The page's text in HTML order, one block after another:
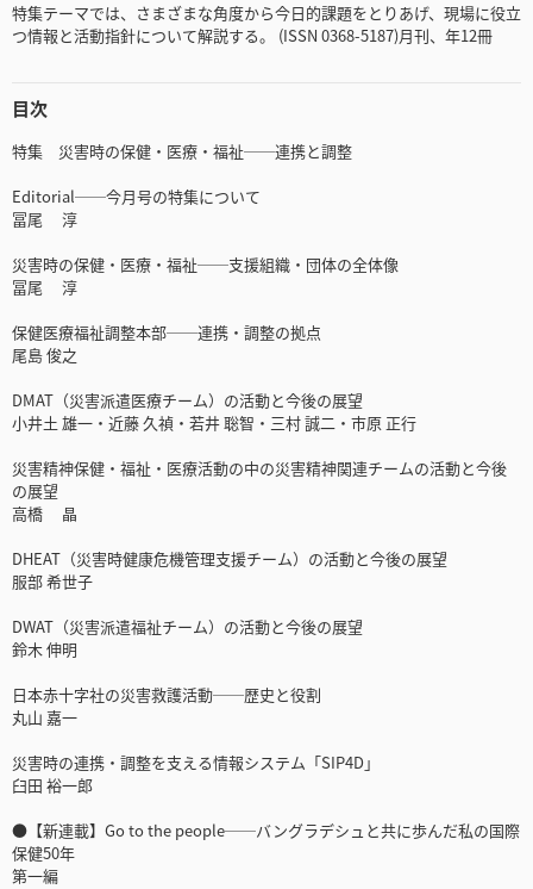
特集テーマでは、さまざまな角度から今日的課題をとりあげ、現場に役立
つ情報と活動指針について解説する。 (ISSN 0368-5187)月刊、年12冊
目次
特集 災害時の保健・医療・福祉──連携と調整
Editorial──今月号の特集について
冨尾 淳
災害時の保健・医療・福祉──支援組織・団体の全体像
冨尾 淳
保健医療福祉調整本部──連携・調整の拠点
尾島 俊之
DMAT（災害派遣医療チーム）の活動と今後の展望
小井土 雄一・近藤 久禎・若井 聡智・三村 誠二・市原 正行
災害精神保健・福祉・医療活動の中の災害精神関連チームの活動と今後
の展望
高橋 晶
DHEAT（災害時健康危機管理支援チーム）の活動と今後の展望
服部 希世子
DWAT（災害派遣福祉チーム）の活動と今後の展望
鈴木 伸明
日本赤十字社の災害救護活動──歴史と役割
丸山 嘉一
災害時の連携・調整を支える情報システム「SIP4D」
臼田 裕一郎
●【新連載】Go to the people──バングラデシュと共に歩んだ私の国際
保健50年
第一編